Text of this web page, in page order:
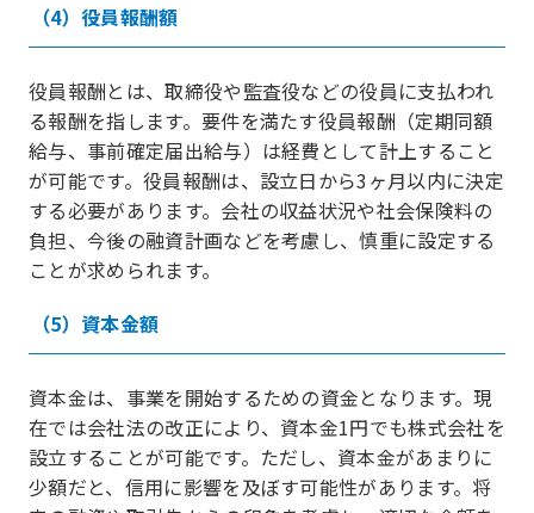
（4）役員報酬額
役員報酬とは、取締役や監査役などの役員に支払われ
る報酬を指します。要件を満たす役員報酬（定期同額
給与、事前確定届出給与）は経費として計上すること
が可能です。役員報酬は、設立日から3ヶ月以内に決定
する必要があります。会社の収益状況や社会保険料の
負担、今後の融資計画などを考慮し、慎重に設定する
ことが求められます。
（5）資本金額
資本金は、事業を開始するための資金となります。現
在では会社法の改正により、資本金1円でも株式会社を
設立することが可能です。ただし、資本金があまりに
少額だと、信用に影響を及ぼす可能性があります。将